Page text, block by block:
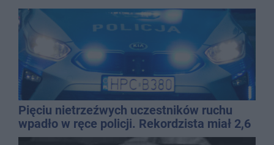
Pięciu nietrzeźwych uczestników ruchu
wpadło w ręce policji. Rekordzista miał 2,6
promila